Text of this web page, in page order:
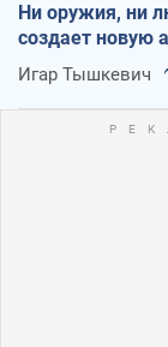
Ни оружия, ни
создает новую
Игар Тышкевич